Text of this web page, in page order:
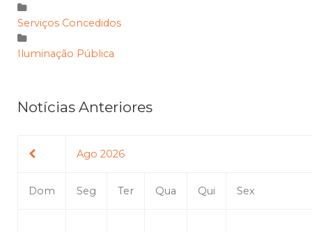
Serviços Concedidos
Iluminação Pública
Notícias Anteriores
Ago 2026
Dom Seg Ter Qua Qui Sex